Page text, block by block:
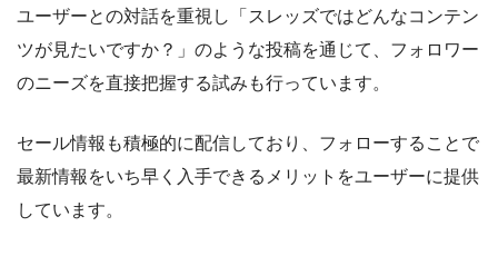
ユーザーとの対話を重視し「スレッズではどんなコンテン
ツが見たいですか？」のような投稿を通じて、フォロワー
のニーズを直接把握する試みも行っています。
セール情報も積極的に配信しており、フォローすることで
最新情報をいち早く入手できるメリットをユーザーに提供
しています。